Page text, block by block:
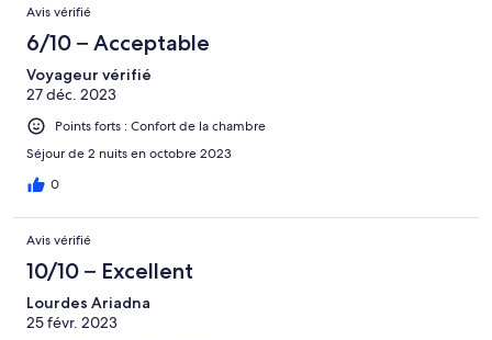
Avis vérifié
6/10 – Acceptable
Voyageur vérifié
27 déc. 2023
Points forts : Confort de la chambre
Séjour de 2 nuits en octobre 2023
0
Avis vérifié
10/10 – Excellent
Lourdes Ariadna
25 févr. 2023